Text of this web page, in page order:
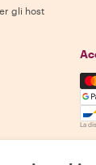
gli host
La